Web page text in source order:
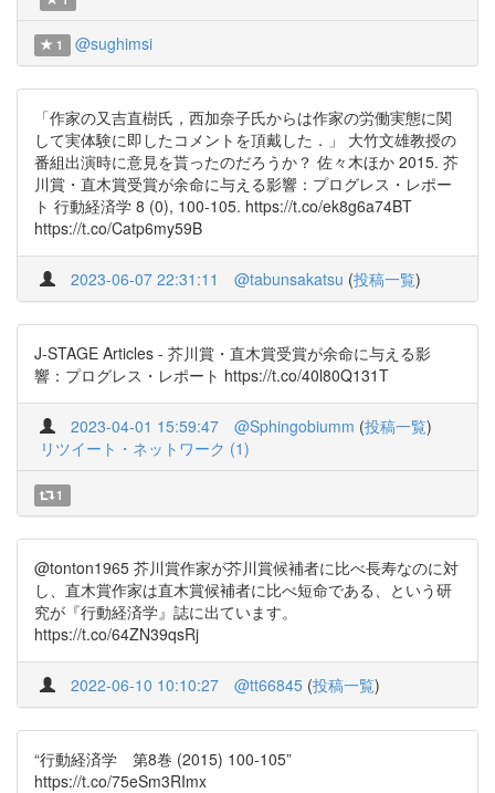
1 @sughimsi
「作家の又吉直樹氏，西加奈子氏からは作家の労働実態に関
して実体験に即したコメントを頂戴した．」 大竹文雄教授の
番組出演時に意見を貰ったのだろうか？ 佐々木ほか 2015. 芥
川賞・直木賞受賞が余命に与える影響：プログレス・レポー
ト 行動経済学 8 (0), 100-105. https://t.co/ek8g6a74BT
https://t.co/Catp6my59B
2023-06-07 22:31:11 @tabunsakatsu (投稿一覧)
J-STAGE Articles - 芥川賞・直木賞受賞が余命に与える影
響：プログレス・レポート https://t.co/40l80Q131T
2023-04-01 15:59:47 @Sphingobiumm (投稿一覧)
リツイート・ネットワーク (1)
1
@tonton1965 芥川賞作家が芥川賞候補者に比べ長寿なのに対
し、直木賞作家は直木賞候補者に比べ短命である、という研
究が『行動経済学』誌に出ています。
https://t.co/64ZN39qsRj
2022-06-10 10:10:27 @tt66845 (投稿一覧)
“行動経済学 第8巻 (2015) 100-105”
https://t.co/75eSm3RImx